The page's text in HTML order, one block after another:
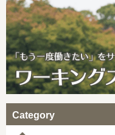
Category